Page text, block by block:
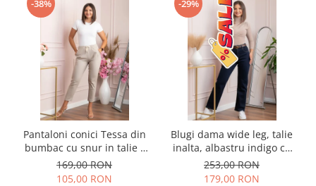
-38%
Pantaloni conici Tessa din
bumbac cu snur in talie -
Crem
169,00 RON
105,00 RON
-29%
Blugi dama wide leg, talie
inalta, albastru indigo cu
curea — Britney
253,00 RON
179,00 RON